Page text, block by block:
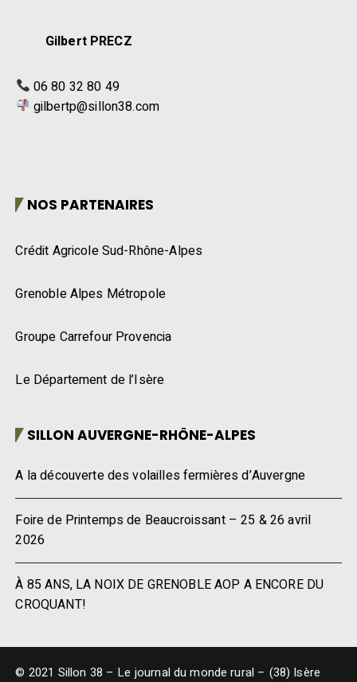
Gilbert PRECZ
06 80 32 80 49
gilbertp@sillon38.com
NOS PARTENAIRES
Crédit Agricole Sud-Rhône-Alpes
Grenoble Alpes Métropole
Groupe Carrefour Provencia
Le Département de l’Isère
SILLON AUVERGNE-RHÔNE-ALPES
A la découverte des volailles fermières d’Auvergne
Foire de Printemps de Beaucroissant – 25 & 26 avril
2026
À 85 ANS, LA NOIX DE GRENOBLE AOP A ENCORE DU
CROQUANT!
© 2021 Sillon 38 – Le journal du monde rural – (38) Isère